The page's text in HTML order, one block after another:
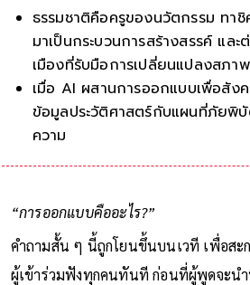
ธรรมชาติคือครูของนวัตกรรม ทา
มาเป็นกระบวนการสร้างสรรค์ แล
เมืองที่รับมือการเปลี่ยนแปลงสภา
เมื่อ AI ผสานการออกแบบเพื่อสัง
ข้อมูลประวัติศาสตร์กับแผนที่ภัยพิ
ความปลอดภัยเข้าถึงผู้คนได้โดยไม่
“การออกแบบคืออะไร?”
คำถามสั้น ๆ นี้ถูกโยนขึ้นบนเวที เพื่อสะ
ผู้เข้าร่วมฟังทุกคนทันที ก่อนที่ผู้พูดจะน